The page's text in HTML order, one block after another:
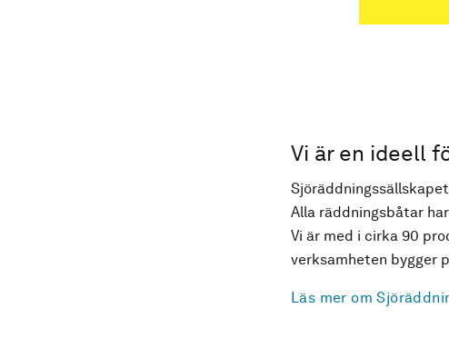
Vi är en ideell
Alla räddningsbåtar
Vi är med i cirka 90
verksamheten bygger
Läs mer om